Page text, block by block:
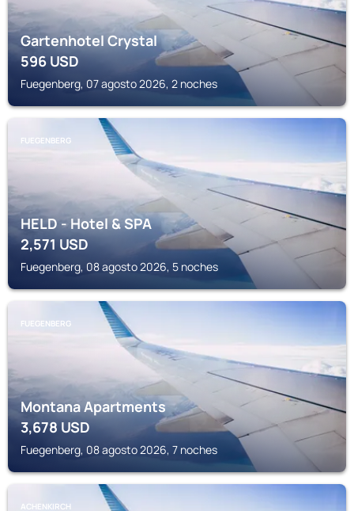
Gartenhotel Crystal
596USD
Fuegenberg, 07 agosto 2026, 2 noches
FUEGENBERG
HELD - Hotel & SPA
2,571USD
Fuegenberg, 08 agosto 2026, 5 noches
FUEGENBERG
Montana Apartments
3,678USD
Fuegenberg, 08 agosto 2026, 7 noches
ACHENKIRCH